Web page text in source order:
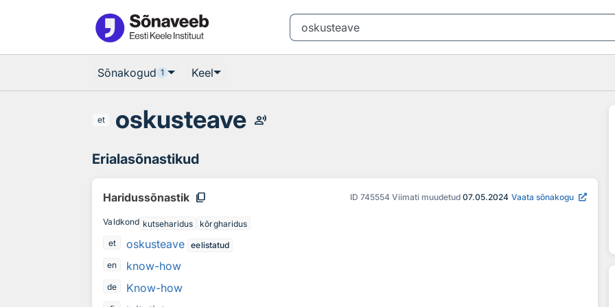
Sõnakogud 1 Keel
et oskusteave record_voice_over
Erialasõnastikud
Haridussõnastik content_copy ID 745554 Viimati muudetud 07.05.2024 Vaata sõnakogu
Valdkond kutseharidus
kõrgharidus
et
oskusteave
eelistatud
en
know-how
de Know-how